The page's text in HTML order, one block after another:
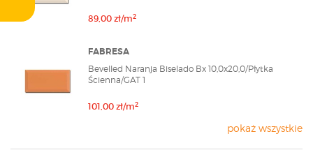
89,00 zł/m2
FABRESA
Bevelled Naranja Biselado Bx 10,0x20,0/Płytka
Ścienna/GAT 1
101,00 zł/m2
pokaż wszystkie